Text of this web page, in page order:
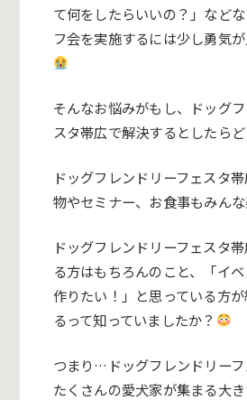
て何をしたらいいの？」など
フ会を実施するには少し勇気
そんなお悩みがもし、ドッグ
スタ帯広で解決するとしたら
ドッグフレンドリーフェスタ
物やセミナー、お食事もみん
ドッグフレンドリーフェスタ
る方はもちろんのこと、「イ
作りたい！」と思っている方
るって知っていましたか？
つまり…ドッグフレンドリーフ
たくさんの愛犬家が集まる大